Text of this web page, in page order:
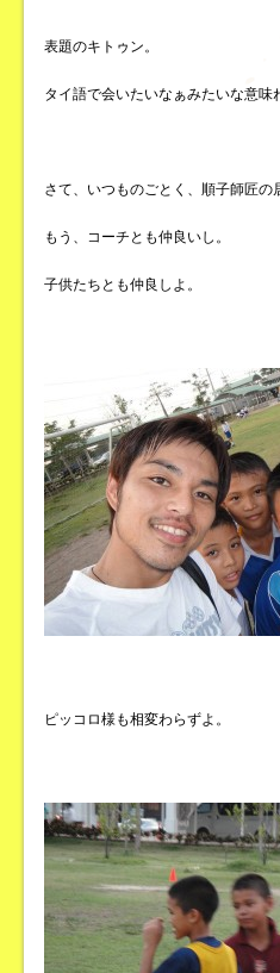
表題のキトゥン。
タイ語で会いたいなぁみたいな意味
さて、いつものごとく、順子師匠
もう、コーチとも仲良いし。
子供たちとも仲良しよ。
ピッコロ様も相変わらずよ。